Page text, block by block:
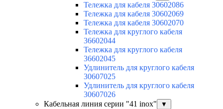
Тележка для кабеля 30602086
Тележка для кабеля 30602069
Тележка для кабеля 30602070
Тележка для круглого кабеля
36602044
Тележка для круглого кабеля
36602045
Удлинитель для круглого кабеля
30607025
Удлинитель для круглого кабеля
30607026
Кабельная линия серии "41 inox"
▼